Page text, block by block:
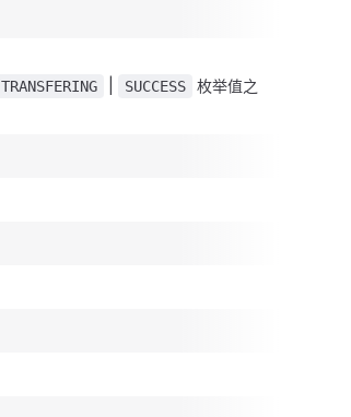
TRANSFERING SUCCESS
枚举值之